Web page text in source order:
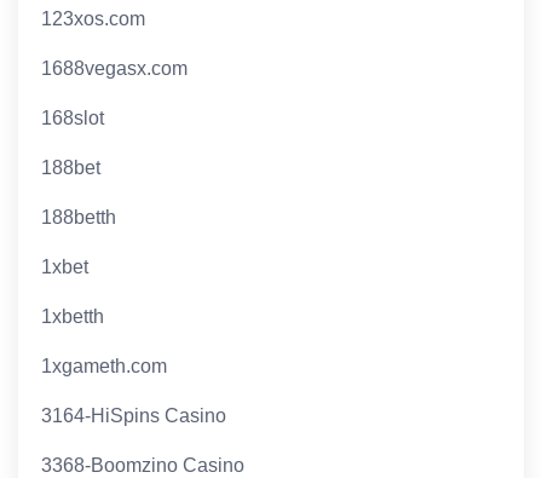
123xos.com
1688vegasx.com
168slot
188bet
188betth
1xbet
1xbetth
1xgameth.com
3164-HiSpins Casino
3368-Boomzino Casino